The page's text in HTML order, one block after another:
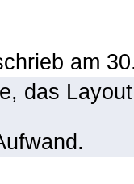
am
das